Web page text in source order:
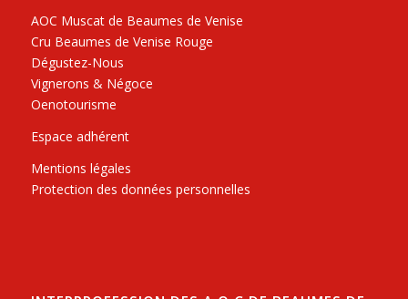
AOC Muscat de Beaumes de Venise
Cru Beaumes de Venise Rouge
Dégustez-Nous
Vignerons & Négoce
Oenotourisme
Espace adhérent
Mentions légales
Protection des données personnelles